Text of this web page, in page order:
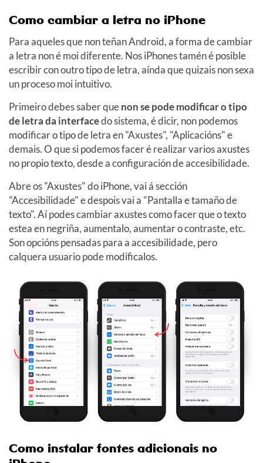
Como cambiar a letra no iPhone
Para aqueles que non teñan Android, a forma de cambiar
a letra non é moi diferente. Nos iPhones tamén é posible
escribir con outro tipo de letra, aínda que quizais non sexa
un proceso moi intuitivo.
Primeiro debes saber quenon se pode modificar o tipo
de letra da interfacedo sistema, é dicir, non podemos
modificar o tipo de letra en "Axustes", "Aplicacións" e
demais. O que si podemos facer é realizar varios axustes
no propio texto, desde a configuración de accesibilidade.
Abre os "Axustes" do iPhone, vai á sección
"Accesibilidade" e despois vai a "Pantalla e tamaño de
texto". Aí podes cambiar axustes como facer que o texto
estea en negriña, aumentalo, aumentar o contraste, etc.
Son opcións pensadas para a accesibilidade, pero
calquera usuario pode modificalos.
Como instalar fontes adicionais no